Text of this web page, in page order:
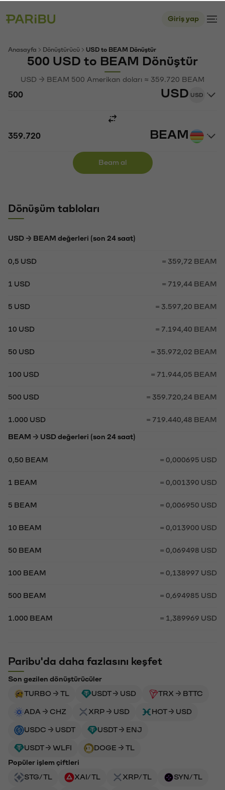
Giriş yap
Anasayfa Dönüştürücü USD to BEAM Dönüştür
500 USD to BEAM Dönüştür
USD → BEAM 500 Amerikan doları ≈ 359.720 BEAM
USD USD
BEAM
Beam al
Dönüşüm tabloları
USD → BEAM değerleri (son 24 saat)
0,5 USD = 359,72 BEAM
1 USD = 719,44 BEAM
5 USD = 3.597,20 BEAM
10 USD = 7.194,40 BEAM
50 USD = 35.972,02 BEAM
100 USD = 71.944,05 BEAM
500 USD = 359.720,24 BEAM
1.000 USD = 719.440,48 BEAM
BEAM → USD değerleri (son 24 saat)
0,50 BEAM = 0,000695 USD
1 BEAM = 0,001390 USD
5 BEAM = 0,006950 USD
10 BEAM = 0,013900 USD
50 BEAM = 0,069498 USD
100 BEAM = 0,138997 USD
500 BEAM = 0,694985 USD
1.000 BEAM = 1,389969 USD
Paribu'da daha fazlasını keşfet
Son gezilen dönüştürücüler
TURBO → TL
USDT → USD TRX → BTTC
ADA → CHZ XRP → USD HOT → USD
USDC → USDT USDT → ENJ
USDT → WLFI
DOGE → TL
Popüler işlem çiftleri
STG/TL
XAI/TL XRP/TL SYN/TL